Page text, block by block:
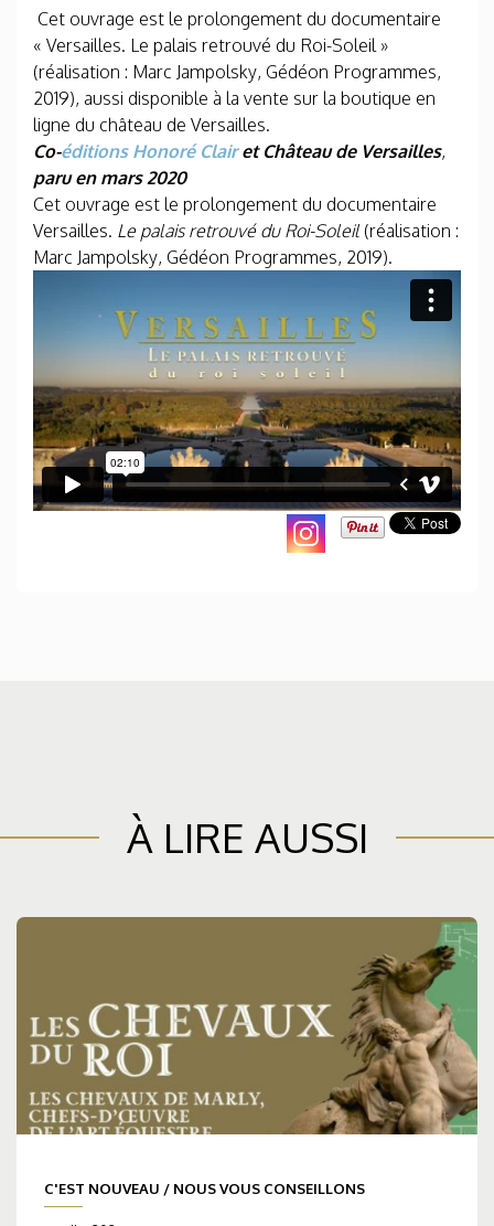
Cet ouvrage est le prolongement du documentaire
« Versailles. Le palais retrouvé du Roi-Soleil »
(réalisation : Marc Jampolsky, Gédéon Programmes,
2019), aussi disponible à la vente sur la boutique en
ligne du château de Versailles.
Co-éditions Honoré Clairet Château de Versailles,
paru en mars 2020
Cet ouvrage est le prolongement du documentaire
Versailles. Le palais retrouvé du Roi-Soleil (réalisation :
Marc Jampolsky, Gédéon Programmes, 2019).
À LIRE AUSSI
C'EST NOUVEAU / NOUS VOUS CONSEILLONS